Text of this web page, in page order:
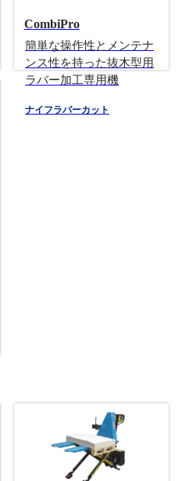
CombiPro
簡単な操作性とメンテナ
ンス性を持った抜木型用
ラバー加工専用機
ナイフラバーカット